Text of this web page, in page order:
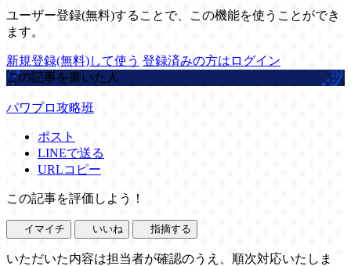
ユーザー登録(無料)することで、この機能を使うことができ
ます。
新規登録(無料)して使う 登録済みの方はログイン
この記事を書いた人
パワプロ攻略班
ポスト
LINEで送る
URLコピー
この記事を評価しよう！
イマイチ いいね 指摘する
いただいた内容は担当者が確認のうえ、順次対応いたしま